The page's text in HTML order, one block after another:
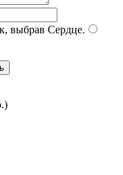
выбрав Сердце.